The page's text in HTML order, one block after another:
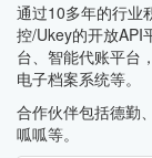
通过10多年的行业
控/Ukey的开放API
台、智能代账平台
电子档案系统等。
合作伙伴包括德勤
呱呱等。